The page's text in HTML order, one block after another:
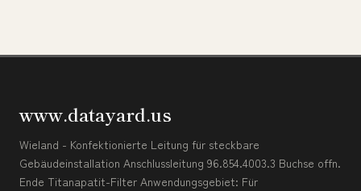
www.datayard.us
Wieland - Konfektionierte Leitung für steckbare
Gebäudeinstallation Anschlussleitung 96.854.4003.3 Buchse offn.
Ende Titanapatit-Filter Anwendungsgebiet: Für